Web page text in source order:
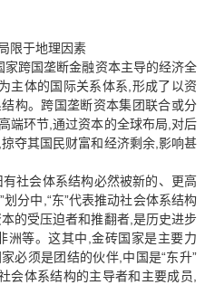
限于地理因素
跨国垄断金融资本主导的经济全
主体的国际关系体系,形成了以资
构。跨国垄断资本集团联合或分
端环节,通过资本的全球布局,对后
夺其国民财富和经济剩余,影响甚
社会体系结构必然被新的、更高
划分中,“东”代表推动社会体系结构
的受压迫者和推翻者,是历史进步
洲等。这其中,金砖国家是主要力
必须是团结的伙伴,中国是“东升”
会体系结构的主导者和主要成员,